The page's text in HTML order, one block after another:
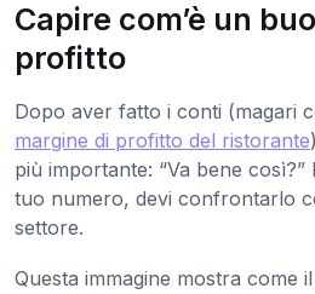
Capire com’è un
profitto
Dopo aver fatto i conti (magari
margine di profitto del ristorante
più importante: “Va bene
tuo numero, devi confrontarlo
settore.
Questa immagine mostra come